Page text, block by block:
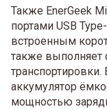
Также EnerGeek
портами USB
встроенным
также
транспортировки.
аккумулятор
мощностью